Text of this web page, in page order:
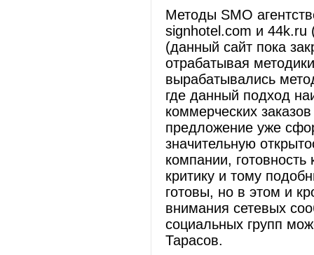
Методы SMO
signhotel.com и
(данный сайт пока
отрабатывая
вырабатывались
где данный подход
коммерческих
предложение уже
значительную
компании,
критику и тому
готовы, но в этом и
внимания сетевых
социальных групп
Тарасов.